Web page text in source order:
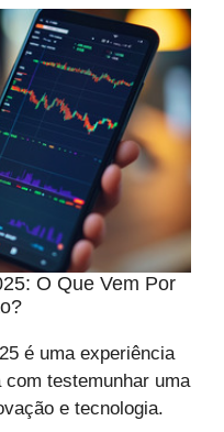
O Que Vem Por
é uma experiência
testemunhar uma
e tecnologia.